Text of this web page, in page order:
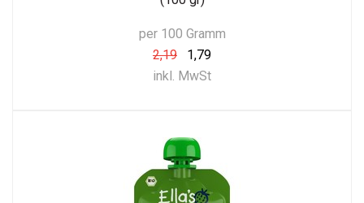
per 100 Gramm
2,19
1,79
inkl. MwSt